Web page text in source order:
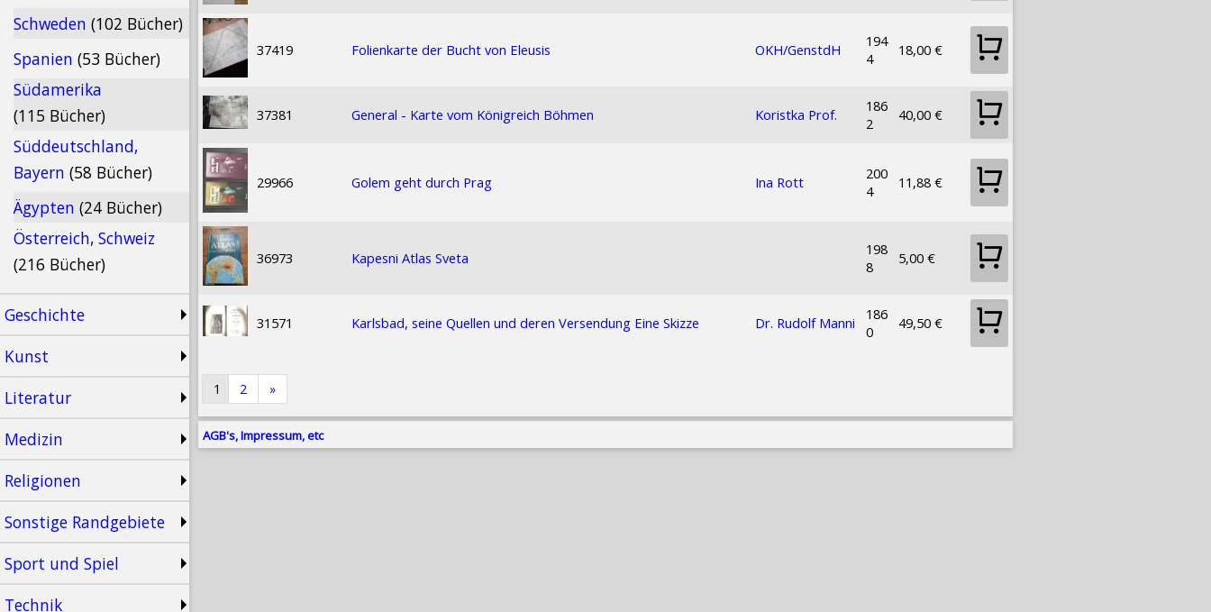
Schweden (102 Bücher)
Spanien (53 Bücher)
Südamerika
(115 Bücher)
Süddeutschland,
Bayern (58 Bücher)
Ägypten (24 Bücher)
Österreich, Schweiz
(216 Bücher)
Geschichte
Kunst
Literatur
Medizin
Religionen
Sonstige Randgebiete
Sport und Spiel
Technik
37419 Folienkarte der Bucht von Eleusis OKH/GenstdH
194
4
18,00 €
37381 General - Karte vom Königreich Böhmen Koristka Prof.
186
2
40,00 €
29966 Golem geht durch Prag Ina Rott
200
4
11,88 €
36973 Kapesni Atlas Sveta
198
8
5,00 €
31571 Karlsbad, seine Quellen und deren Versendung Eine Skizze Dr. Rudolf Manni
186
0
49,50 €
1 2 »
AGB's, Impressum, etc